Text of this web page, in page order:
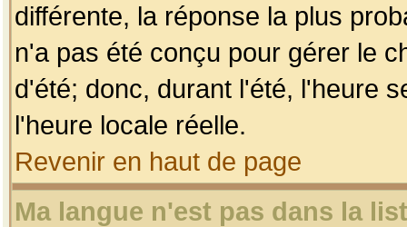
différente, la réponse la plus
n'a pas été conçu pour gérer le
d'été; donc, durant l'été, l'heure
l'heure locale réelle.
Revenir en haut de page
Ma langue n'est pas dans la